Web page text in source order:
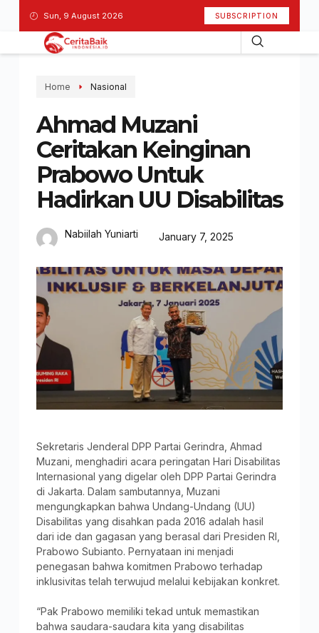
Sun, 9 August 2026 SUBSCRIPTION
Home Nasional
Ahmad Muzani
Ceritakan Keinginan
Prabowo Untuk
Hadirkan UU Disabilitas
Nabiilah Yuniarti January 7, 2025
Sekretaris Jenderal DPP Partai Gerindra, Ahmad
Muzani, menghadiri acara peringatan Hari Disabilitas
Internasional yang digelar oleh DPP Partai Gerindra
di Jakarta. Dalam sambutannya, Muzani
mengungkapkan bahwa Undang-Undang (UU)
Disabilitas yang disahkan pada 2016 adalah hasil
dari ide dan gagasan yang berasal dari Presiden RI,
Prabowo Subianto. Pernyataan ini menjadi
penegasan bahwa komitmen Prabowo terhadap
inklusivitas telah terwujud melalui kebijakan konkret.
“Pak Prabowo memiliki tekad untuk memastikan
bahwa saudara-saudara kita yang disabilitas